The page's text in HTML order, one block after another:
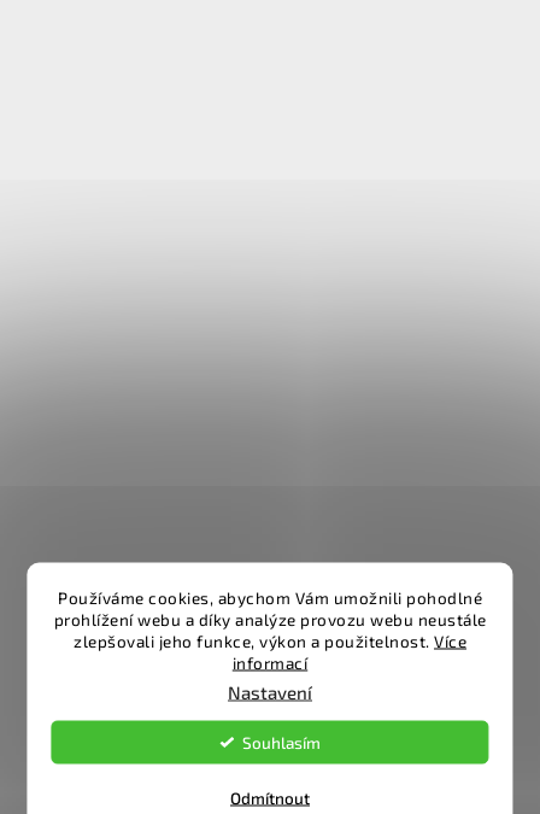
Používáme cookies, abychom Vám umožnili pohodlné
prohlížení webu a díky analýze provozu webu neustále
zlepšovali jeho funkce, výkon a použitelnost. Více
informací
Nastavení
Odmítnout
Souhlasím